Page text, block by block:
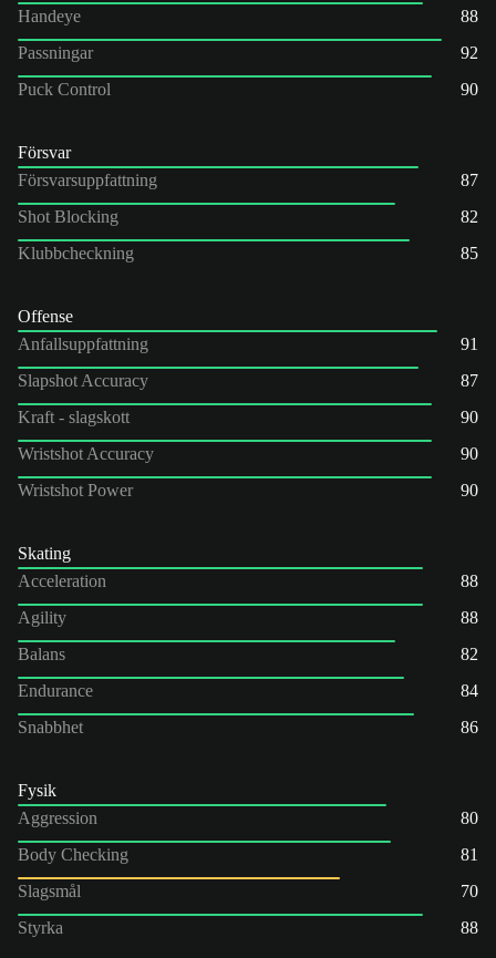
Handeye
88
Passningar
92
Puck Control
90
Försvar
Försvarsuppfattning
87
Shot Blocking
82
Klubbcheckning
85
Offense
Anfallsuppfattning
91
Slapshot Accuracy
87
Kraft - slagskott
90
Wristshot Accuracy
90
Wristshot Power
90
Skating
Acceleration
88
Agility
88
Balans
82
Endurance
84
Snabbhet
86
Fysik
Aggression
80
Body Checking
81
Slagsmål
70
Styrka
88